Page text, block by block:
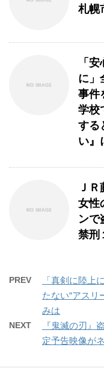
札幌
「
に」
事件
学校
する
い』
Ｊ
女性
ン
禁刑
PREV
「真剣に陸上
たない“アス
みは
NEXT
『鬼滅の刃
定予告映像が